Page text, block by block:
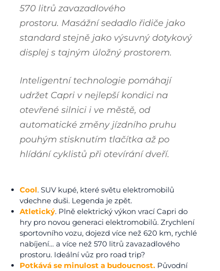
570 litrů zavazadlového
prostoru. Masážní sedadlo řidiče jako
standard stejně jako výsuvný dotykový
displej s tajným úložný prostorem.
Inteligentní technologie pomáhají
udržet Capri v nejlepší kondici na
otevřené silnici i ve městě, od
automatické změny jízdního pruhu
pouhým stisknutím tlačítka až po
hlídání cyklistů při otevírání dveří.
Cool. SUV kupé, které světu elektromobilů
vdechne duši. Legenda je zpět.
Atletický. Plně elektrický výkon vrací Capri do
hry pro novou generaci elektromobilů. Zrychlení
sportovního vozu, dojezd více než 620 km, rychlé
nabíjení… a více než 570 litrů zavazadlového
prostoru. Ideální vůz pro road trip?
Potkává se minulost a budoucnost. Původní